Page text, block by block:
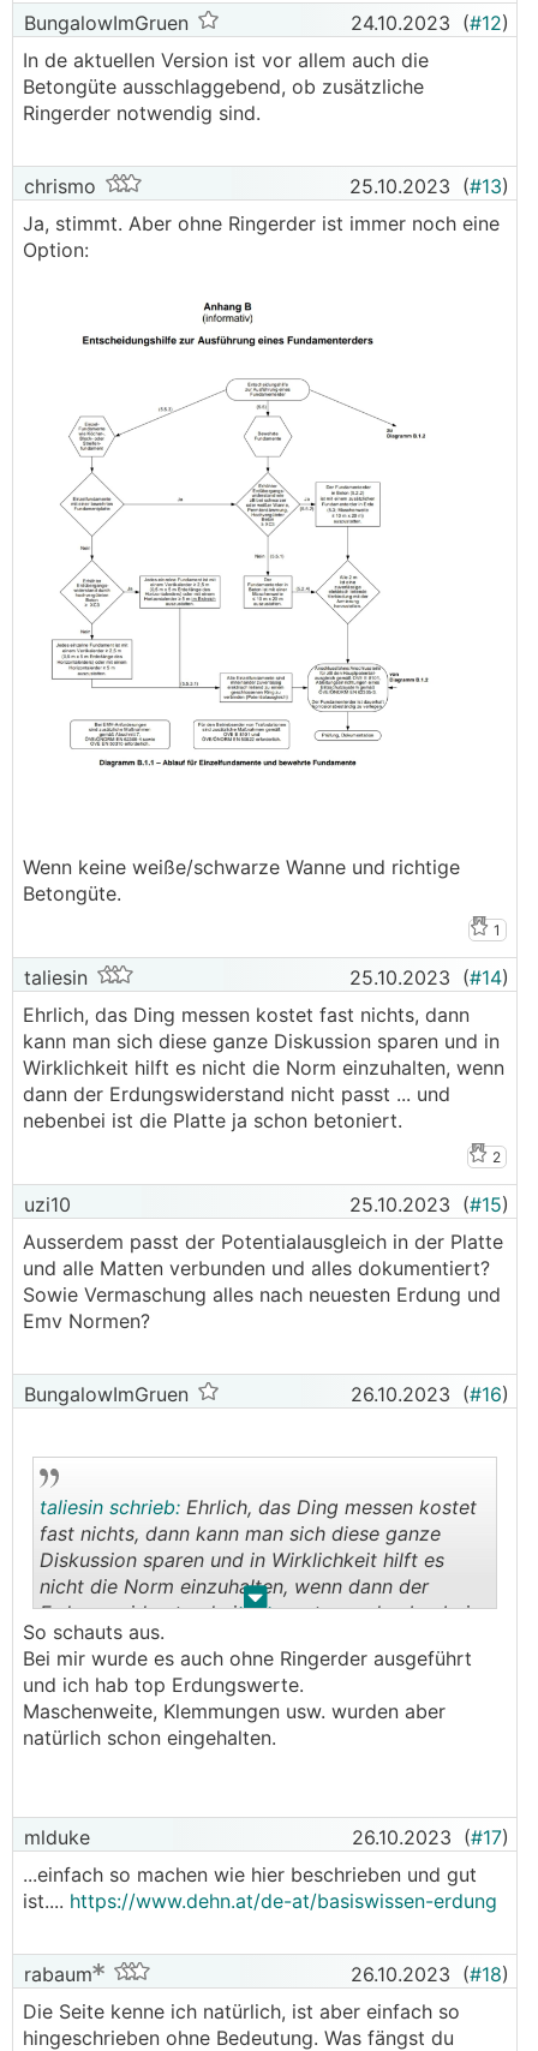
BungalowImGruen 24.10.2023 (#12)
In de aktuellen Version ist vor allem auch die
Betongüte ausschlaggebend, ob zusätzliche
Ringerder notwendig sind.
chrismo 25.10.2023 (#13)
Ja, stimmt. Aber ohne Ringerder ist immer noch eine
Option:
Wenn keine weiße/schwarze Wanne und richtige
Betongüte.
1
taliesin 25.10.2023 (#14)
Ehrlich, das Ding messen kostet fast nichts, dann
kann man sich diese ganze Diskussion sparen und in
Wirklichkeit hilft es nicht die Norm einzuhalten, wenn
dann der Erdungswiderstand nicht passt ... und
nebenbei ist die Platte ja schon betoniert.
2
uzi10 25.10.2023 (#15)
Ausserdem passt der Potentialausgleich in der Platte
und alle Matten verbunden und alles dokumentiert?
Sowie Vermaschung alles nach neuesten Erdung und
Emv Normen?
BungalowImGruen 26.10.2023 (#16)
. .
taliesin schrieb: Ehrlich, das Ding messen kostet
fast nichts, dann kann man sich diese ganze
Diskussion sparen und in Wirklichkeit hilft es
nicht die Norm einzuhalten, wenn dann der
Erdungswiderstand nicht passt ... und nebenbei
ist die Platte ja schon betoniert.
So schauts aus.
Bei mir wurde es auch ohne Ringerder ausgeführt
und ich hab top Erdungswerte.
Maschenweite, Klemmungen usw. wurden aber
natürlich schon eingehalten.
mlduke 26.10.2023 (#17)
...einfach so machen wie hier beschrieben und gut
ist.... https://www.dehn.at/de-at/basiswissen-erdung
rabaum 26.10.2023 (#18)
Die Seite kenne ich natürlich, ist aber einfach so
hingeschrieben ohne Bedeutung. Was fängst du